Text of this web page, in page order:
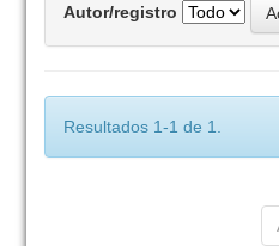
Autor/registro
Resultados 1-1 de 1.